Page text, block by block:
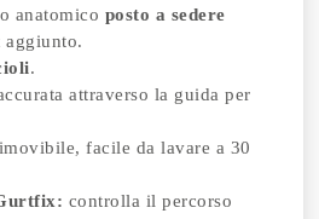
anatomico posto a sedere
aggiunto.
.
attraverso la guida per
facile da lavare a 30
controlla il percorso